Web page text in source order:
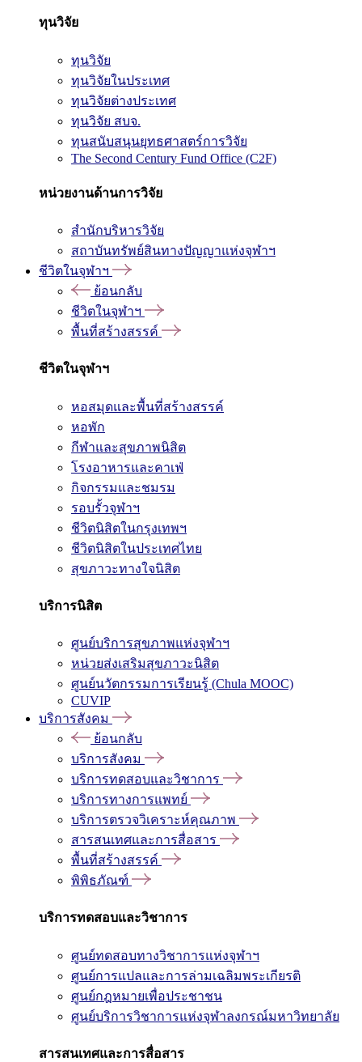
ทุนวิจัย
ทุนวิจัย
ทุนวิจัยในประเทศ
ทุนวิจัยต่างประเทศ
ทุนวิจัย สบจ.
ทุนสนับสนุนยุทธศาสตร์การวิจัย
The Second Century Fund Office (C2F)
หน่วยงานด้านการวิจัย
สำนักบริหารวิจัย
สถาบันทรัพย์สินทางปัญญาแห่งจุฬาฯ
ชีวิตในจุฬาฯ
ย้อนกลับ
ชีวิตในจุฬาฯ
พื้นที่สร้างสรรค์
ชีวิตในจุฬาฯ
หอสมุดและพื้นที่สร้างสรรค์
หอพัก
กีฬาและสุขภาพนิสิต
โรงอาหารและคาเฟ่
กิจกรรมและชมรม
รอบรั้วจุฬาฯ
ชีวิตนิสิตในกรุงเทพฯ
ชีวิตนิสิตในประเทศไทย
สุขภาวะทางใจนิสิต
บริการนิสิต
ศูนย์บริการสุขภาพแห่งจุฬาฯ
หน่วยส่งเสริมสุขภาวะนิสิต
ศูนย์นวัตกรรมการเรียนรู้ (Chula MOOC)
CUVIP
บริการสังคม
ย้อนกลับ
บริการสังคม
บริการทดสอบและวิชาการ
บริการทางการแพทย์
บริการตรวจวิเคราะห์คุณภาพ
สารสนเทศและการสื่อสาร
พื้นที่สร้างสรรค์
พิพิธภัณฑ์
บริการทดสอบและวิชาการ
ศูนย์ทดสอบทางวิชาการแห่งจุฬาฯ
ศูนย์การแปลและการล่ามเฉลิมพระเกียรติ
ศูนย์กฎหมายเพื่อประชาชน
ศูนย์บริการวิชาการแห่งจุฬาลงกรณ์มหาวิทยาลัย
สารสนเทศและการสื่อสาร